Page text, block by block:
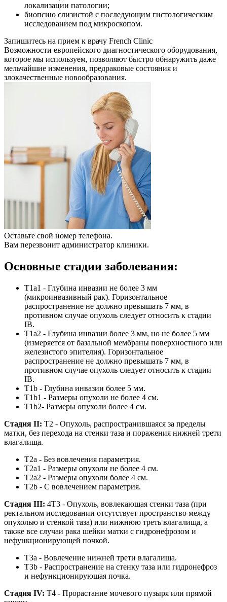
локализации патологии;
биопсию слизистой с последующим гистологическим
исследованием под микроскопом.
Запишитесь на прием к врачу French Clinic
Возможности европейского диагностического оборудования,
которое мы используем, позволяют быстро обнаружить даже
мельчайшие изменения, предраковые состояния и
злокачественные новообразования.
Оставьте свой номер телефона.
Вам перезвонит администратор клиники.
Основные стадии заболевания:
T1a1 - Глубина инвазии не более 3 мм
(микроинвазивный рак). Горизонтальное
распространение не должно превышать 7 мм, в
противном случае опухоль следует относить к стадии
IВ.
T1a2 - Глубина инвазии более 3 мм, но не более 5 мм
(измеряется от базальной мембраны поверхностного или
железистого эпителия). Горизонтальное
распространение не должно превышать 7 мм, в
противном случае опухоль следует относить к стадии
IВ.
T1b - Глубина инвазии более 5 мм.
T1b1 - Размеры опухоли не более 4 см.
T1b2- Размеры опухоли более 4 см.
Стадия II: T2 - Опухоль, распространившаяся за пределы
матки, без перехода на стенки таза и поражения нижней трети
влагалища.
T2a - Без вовлечения параметрия.
T2a1 - Размеры опухоли не более 4 см.
T2a2 - Размеры опухоли более 4 см.
T2b - С вовлечением параметрия.
Стадия III: 4T3 - Опухоль, вовлекающая стенки таза (при
ректальном исследовании отсутствует пространство между
опухолью и стенкой таза) или нижнюю треть влагалища, а
также все случаи рака шейки матки с гидронефрозом и
нефункционирующей почкой.
T3a - Вовлечение нижней трети влагалища.
T3b - Распространение на стенку таза или гидронефроз
и нефункционирующая почка.
Стадия IV: T4 - Прорастание мочевого пузыря или прямой